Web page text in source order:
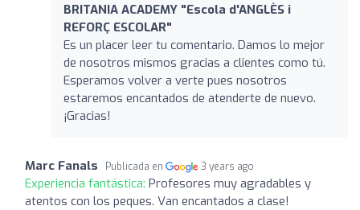
BRITANIA ACADEMY "Escola d'ANGLÈS i
REFORÇ ESCOLAR"
Es un placer leer tu comentario. Damos lo mejor
de nosotros mismos gracias a clientes como tú.
Esperamos volver a verte pues nosotros
estaremos encantados de atenderte de nuevo.
¡Gracias!
Marc Fanals Publicada en 3 years ago
Experiencia fantástica: Profesores muy agradables y
atentos con los peques. Van encantados a clase!